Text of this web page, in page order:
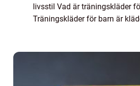
livsstil Vad är träningskläder
Träningskläder för barn är